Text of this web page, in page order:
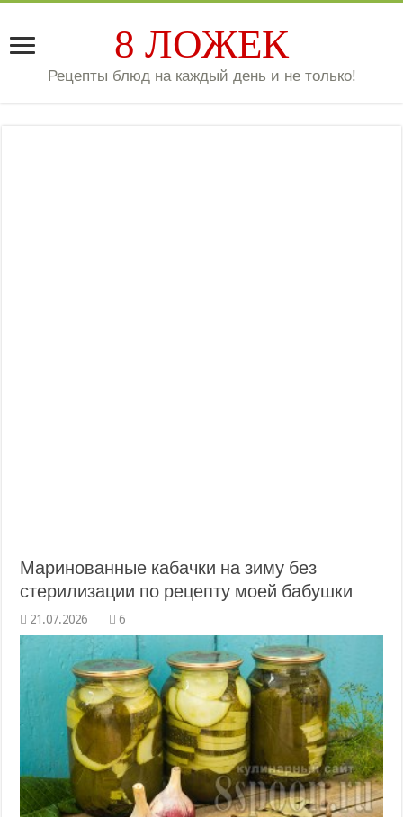
8 ЛОЖЕК
Рецепты блюд на каждый день и не только!
Маринованные кабачки на зиму без
стерилизации по рецепту моей бабушки
6